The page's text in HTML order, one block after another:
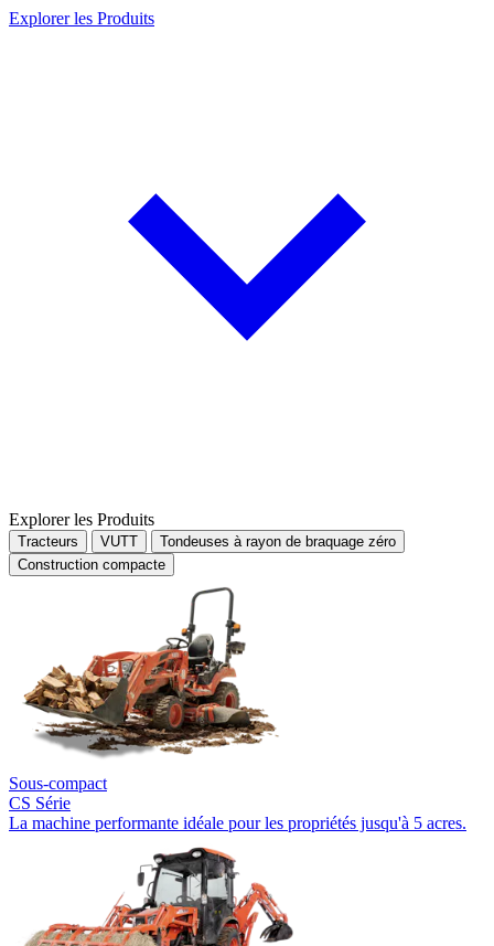
Explorer les Produits
Explorer les Produits
Tracteurs VUTT
Tondeuses à rayon de braquage zéro
Construction compacte
Sous-compact
CS Série
La machine performante idéale pour les propriétés jusqu'à 5 acres.